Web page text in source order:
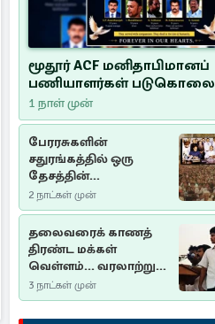
மூதூர் ACF மனிதாபிமானப்
பணியாளர்கள் படுகொலை
20 ஆண்டுகளாகியும் நீதி
மறுக்கப்பட்ட
பேரவலம்
1 நாள் முன்
பேரரசுகளின்
சதுரங்கத்தில் ஒரு
தேசத்தின்
தீர்க்கதரிசனம் :
சுதுமலை பிரகடனம்
ஒரு வரலாற்றுப் பாடம்
2 நாட்கள் முன்
தலைவரைக் காணத்
திரண்ட மக்கள்
வெள்ளம்... வரலாற்றுச்
சிறப்புமிக்க சுதுமலைப்
பிரகடனம்…
3 நாட்கள் முன்